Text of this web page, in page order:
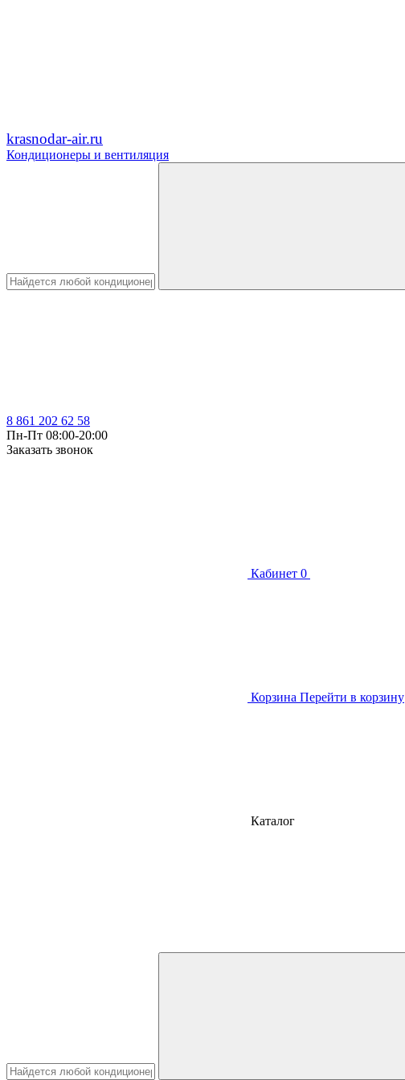
krasnodar-air.ru
Кондиционеры и вентиляция
8 861 202 62 58
Пн-Пт 08:00-20:00
Заказать звонок
Кабинет 0
Корзина Перейти в корзину
Каталог